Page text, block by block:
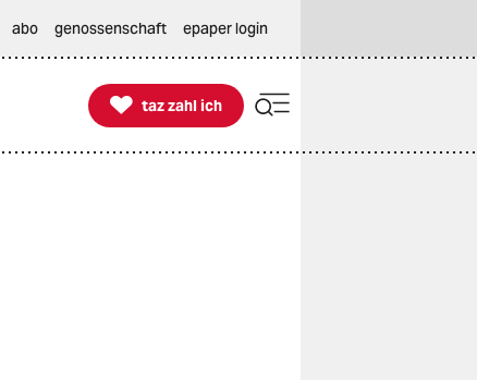
abo genossenschaft epaper login

taz zahl ich
taz zahl ich